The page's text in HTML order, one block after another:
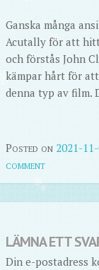
Ganska många
Acutally för att
och förstås John
kämpar hårt för
denna typ av film.
Posted on 2021-
comment
LÄMNA ETT
Din e-postadress